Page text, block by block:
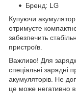
Бренд: LG
Купуючи
отримуєте
забезпечить
пристроїв.
Важливо! Для
спеціальні зарядні
акумуляторів. Не
це може негативно